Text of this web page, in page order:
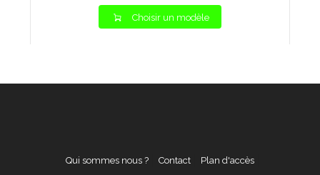
Choisir un modèle
Qui sommes nous ? Contact Plan d'accès